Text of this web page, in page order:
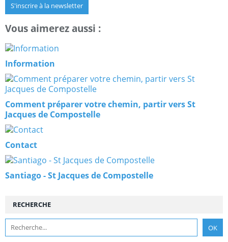
S'inscrire à la newsletter
Vous aimerez aussi :
Information
Comment préparer votre chemin, partir vers St
Jacques de Compostelle
Contact
Santiago - St Jacques de Compostelle
RECHERCHE